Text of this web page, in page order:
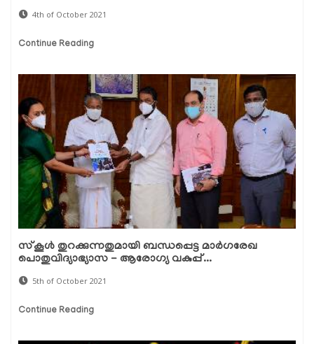
4th of October 2021
Continue Reading
സ്‌കൂള്‍ തുറക്കുന്നതുമായി ബന്ധപ്പെട്ട മാര്‍ഗരേഖ
പൊതുവിദ്യാഭ്യാസ - ആരോഗ്യ വകുപ്പ്...
5th of October 2021
Continue Reading